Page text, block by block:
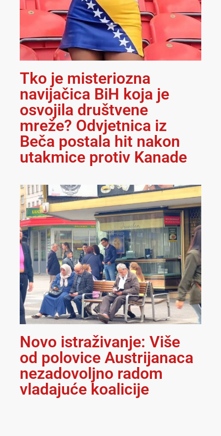
Tko je misteriozna
navijačica BiH koja je
osvojila društvene
mreže? Odvjetnica iz
Beča postala hit nakon
utakmice protiv Kanade
Novo istraživanje: Više
od polovice Austrijanaca
nezadovoljno radom
vladajuće koalicije